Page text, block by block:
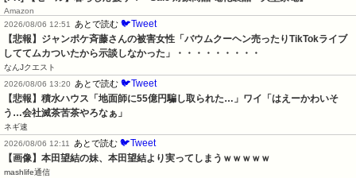
Amazon
2026/08/06 12:51
あとで読む 🐦Tweet
【悲報】ジャンポケ斉藤さんの被害女性「バウムクーヘン売ったりTikTokライブ
しててムカついたから示談しなかった」・・・・・・・・・
なんJクエスト
2026/08/06 13:20
あとで読む 🐦Tweet
【悲報】積水ハウス「地面師に55億円騙し取られた…」ワイ「はえーかわいそ
う…会社滅茶苦茶やろなぁ」
ネギ速
2026/08/06 12:11
あとで読む 🐦Tweet
【画像】本田望結の妹、本田望結より実ってしまうｗｗｗｗｗ
mashlife通信